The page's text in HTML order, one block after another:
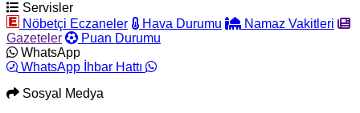
Servisler
Nöbetçi Eczaneler
Hava Durumu
Namaz Vakitleri
Gazeteler
Puan Durumu
WhatsApp
WhatsApp İhbar Hattı
Sosyal Medya